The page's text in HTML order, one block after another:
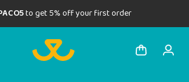
to get 5% off your first order